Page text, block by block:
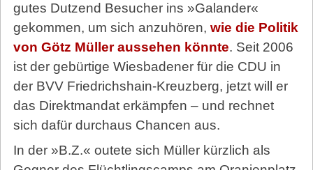
gutes Dutzend Besucher ins »Galander«
gekommen, um sich anzuhören, wie die Politik
von Götz Müller aussehen könnte. Seit 2006
ist der gebürtige Wiesbadener für die CDU in
der BVV Friedrichshain-Kreuzberg, jetzt will er
das Direktmandat erkämpfen – und rechnet
sich dafür durchaus Chancen aus.
In der »B.Z.« outete sich Müller kürzlich als